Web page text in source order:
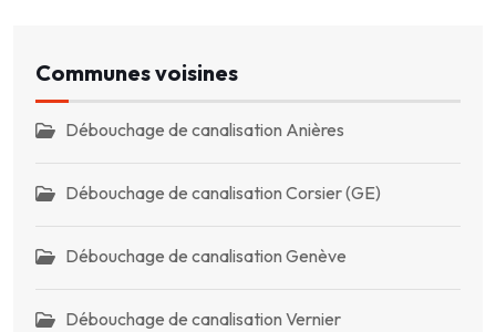
Communes voisines
Débouchage de canalisation Anières
Débouchage de canalisation Corsier (GE)
Débouchage de canalisation Genève
Débouchage de canalisation Vernier